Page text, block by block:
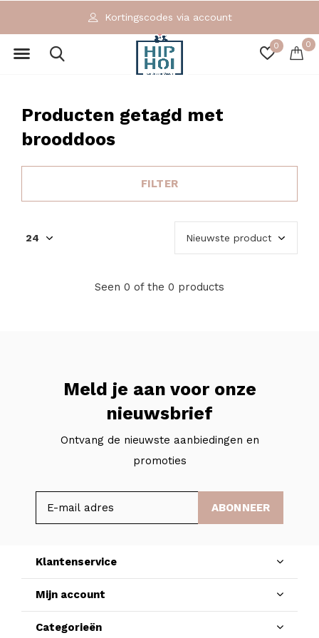
0 0
Kortingscodes via account
Producten getagd met
brooddoos
FILTER
Seen 0 of the 0 products
Meld je aan voor onze
nieuwsbrief
Ontvang de nieuwste aanbiedingen en
promoties
ABONNEER
Klantenservice
Mijn account
Categorieën